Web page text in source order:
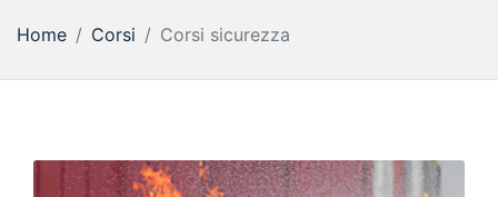
Home Corsi Corsi sicurezza